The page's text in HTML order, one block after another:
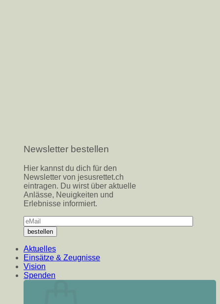
Newsletter bestellen
Hier kannst du dich für den
Newsletter von jesusrettet.ch
eintragen. Du wirst über aktuelle
Anlässe, Neuigkeiten und
Erlebnisse informiert.
Aktuelles
Einsätze & Zeugnisse
Vision
Spenden